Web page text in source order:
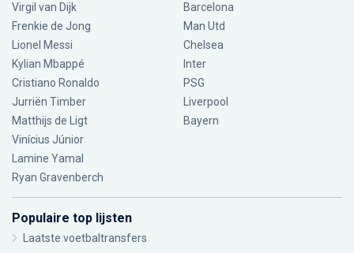
Virgil van Dijk
Frenkie de Jong
Lionel Messi
Kylian Mbappé
Cristiano Ronaldo
Jurriën Timber
Matthijs de Ligt
Vinícius Júnior
Lamine Yamal
Ryan Gravenberch
Barcelona
Man Utd
Chelsea
Inter
PSG
Liverpool
Bayern
Populaire top lijsten
Laatste voetbaltransfers